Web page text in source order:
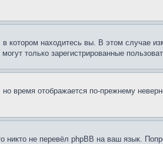
находитесь вы. В этом случае
только зарегистрированные
время отображается по-прежнему
не перевёл phpBB на ваш язык.